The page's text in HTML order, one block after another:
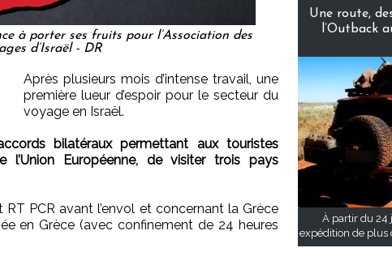
à porter ses fruits pour l’Association des
d’Israël - DR
Après plusieurs mois d’intense travail, une
première lueur d’espoir pour le secteur du
voyage en Israël.
bilatéraux permettant aux touristes
l’Union Européenne, de visiter trois pays
PCR avant l’envol et concernant la Grèce
en Grèce (avec confinement de 24 heures
Une route,
l’Outback
À partir du 24
expédition de plus